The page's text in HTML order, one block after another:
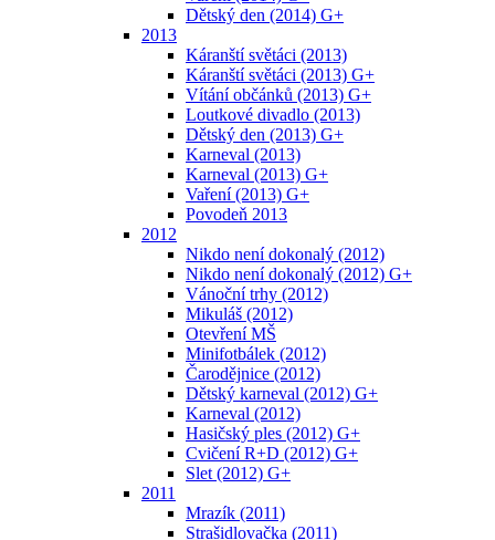
Dětský den (2014) G+
2013
Káranští světáci (2013)
Káranští světáci (2013) G+
Vítání občánků (2013) G+
Loutkové divadlo (2013)
Dětský den (2013) G+
Karneval (2013)
Karneval (2013) G+
Vaření (2013) G+
Povodeň 2013
2012
Nikdo není dokonalý (2012)
Nikdo není dokonalý (2012) G+
Vánoční trhy (2012)
Mikuláš (2012)
Otevření MŠ
Minifotbálek (2012)
Čarodějnice (2012)
Dětský karneval (2012) G+
Karneval (2012)
Hasičský ples (2012) G+
Cvičení R+D (2012) G+
Slet (2012) G+
2011
Mrazík (2011)
Strašidlovačka (2011)